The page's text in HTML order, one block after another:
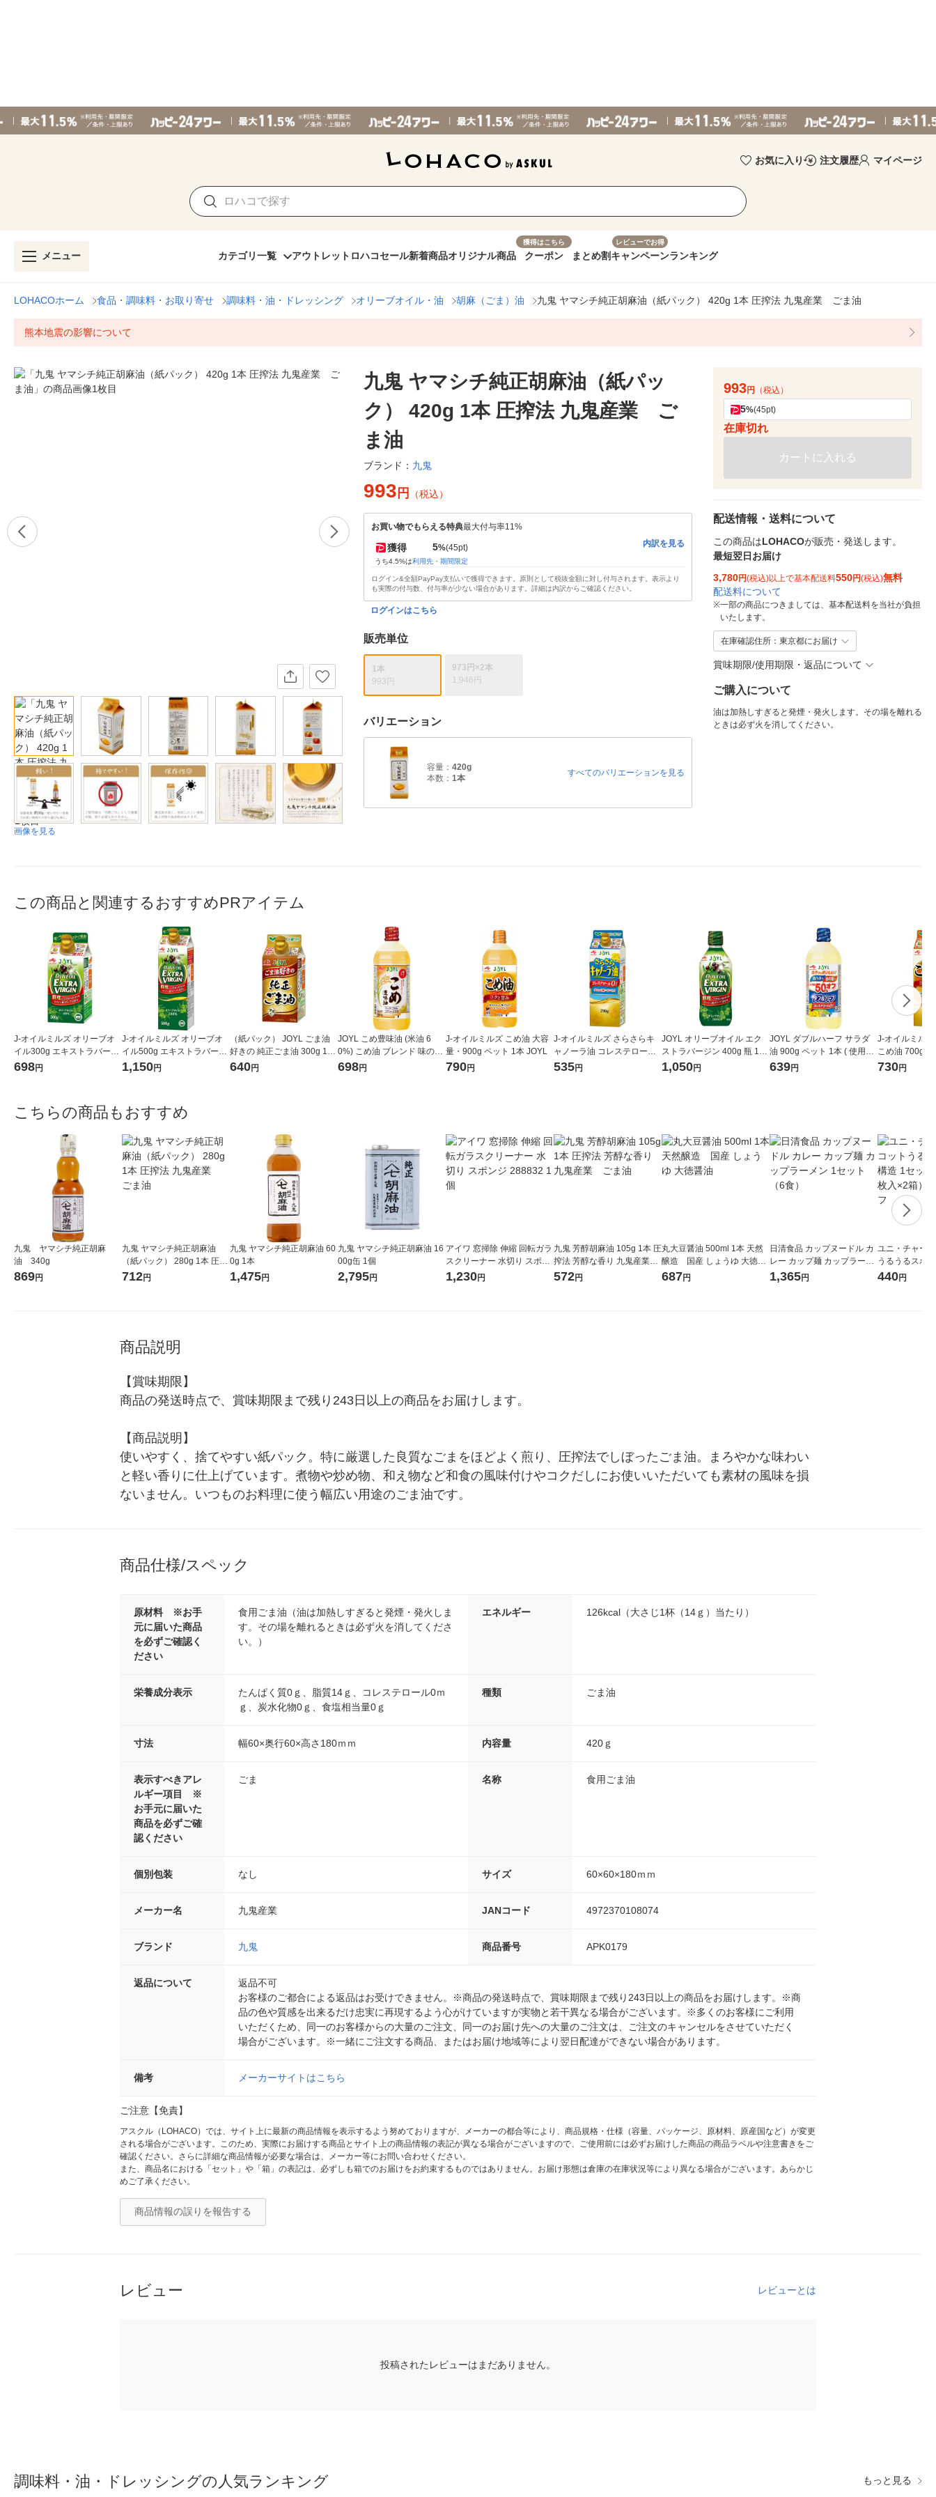
お気に入り 注文履歴 マイページ
メニュー カテゴリ一覧 アウトレット ロハコセール新着商品オリジナル商品
獲得はこちら
クーポン まとめ割
レビューでお得
キャンペーンランキング
LOHACOホーム 食品・調味料・お取り寄せ 調味料・油・ドレッシング オリーブオイル・油 胡麻（ごま）油 九鬼 ヤマシチ純正胡麻油（紙パック） 420g 1本 圧搾法 九鬼産業 ごま油
熊本地震の影響について
画像を見る
九鬼 ヤマシチ純正胡麻油（紙パッ
ク） 420g 1本 圧搾法 九鬼産業 ご
ま油
ブランド： 九鬼
993 円 （税込）
お買い物でもらえる特典最大付与率11%
獲得 5%(45pt)
うち4.5%は利用先・期間限定
内訳を見る
ログイン&全額PayPay支払いで獲得できます。原則として税抜金額に対し付与されます。表示より
も実際の付与数、付与率が少ない場合があります。詳細は内訳からご確認ください。
ログインはこちら
販売単位
1本
993円
973円×2本
1,946円
バリエーション
容量： 420g
本数： 1本
すべてのバリエーションを見る
993円 （税込）
5%(45pt)
在庫切れ
カートに入れる
配送情報・送料について
この商品はLOHACOが販売・発送します。
最短翌日お届け
3,780円(税込)以上で基本配送料550円(税込)無料
配送料について
※一部の商品につきましては、基本配送料を当社が負担
いたします。
在庫確認住所：東京都にお届け
賞味期限/使用期限・返品について
ご購入について
油は加熱しすぎると発煙・発火します。その場を離れる
ときは必ず火を消してください。
この商品と関連するおすすめPRアイテム
J-オイルミルズ オリーブオ
イル300g エキストラバージ
ン スペイン産オリーブ100%
698円
J-オイルミルズ オリーブオ
イル500g エキストラバージ
ン スペイン産オリーブ100%
1本（紙パック） JOYL
1,150円
（紙パック） JOYL ごま油
好きの 純正ごま油 300g 1本
味の素 J-オイルミルズ
640円
JOYL こめ豊味油 (米油 6
0%) こめ油 ブレンド 味の素
J-オイルミルズ 900g ペット
698円
J-オイルミルズ こめ油 大容
量・900g ペット 1本 JOYL
790円
J-オイルミルズ さらさらキ
ャノーラ油 コレステロール
ゼロ 700g 1本 （紙パック）
535円
JOYL オリーブオイル エク
ストラバージン 400g 瓶 1本
( オリーブオイル 100％ ) J-
オイルミルズ
1,050円
JOYL ダブルハーフ サラダ
油 900g ペット 1本 ( 使用量
1/2 コレステロール0 ) 味の
639円
J-オイルミル
こめ油 700g 1
ク）米油 JOYL
730円
こちらの商品もおすすめ
九鬼 ヤマシチ純正胡麻
油 340g
869円
九鬼 ヤマシチ純正胡麻油
（紙パック） 280g 1本 圧搾
法 九鬼産業 ごま油
712円
九鬼 ヤマシチ純正胡麻油 60
0g 1本
1,475円
九鬼 ヤマシチ純正胡麻油 16
00g缶 1個
2,795円
アイワ 窓掃除 伸縮 回転ガラ
スクリーナー 水切り スポン
ジ 288832 1個
1,230円
九鬼 芳醇胡麻油 105g 1本 圧
搾法 芳醇な香り 九鬼産業
ごま油
572円
丸大豆醤油 500ml 1本 天然
醸造 国産 しょうゆ 大徳醤
油
687円
日清食品 カップヌードル カ
レー カップ麺 カップラーメ
ン 1セット（6食）
1,365円
ユニ・チャー
うるうるスポ
ト：2箱（40
440円
商品説明
【賞味期限】
商品の発送時点で、賞味期限まで残り243日以上の商品をお届けします。
【商品説明】
使いやすく、捨てやすい紙パック。特に厳選した良質なごまをほどよく煎り、圧搾法でしぼったごま油。まろやかな味わい
と軽い香りに仕上げています。煮物や炒め物、和え物など和食の風味付けやコクだしにお使いいただいても素材の風味を損
ないません。いつものお料理に使う幅広い用途のごま油です。
商品仕様/スペック
原材料 ※お手
元に届いた商品
を必ずご確認く
ださい
食用ごま油（油は加熱しすぎると発煙・発火しま
す。その場を離れるときは必ず火を消してくださ
い。）
エネルギー 126kcal（大さじ1杯（14ｇ）当たり）
栄養成分表示
たんぱく質0ｇ、脂質14ｇ、コレステロール0ｍ
ｇ、炭水化物0ｇ、食塩相当量0ｇ
種類 ごま油
寸法 幅60×奥行60×高さ180ｍｍ 内容量 420ｇ
表示すべきアレ
ルギー項目 ※
お手元に届いた
商品を必ずご確
認ください
ごま 名称 食用ごま油
個別包装 なし サイズ 60×60×180ｍｍ
メーカー名 九鬼産業 JANコード 4972370108074
ブランド 九鬼 商品番号 APK0179
返品について
返品不可
お客様のご都合による返品はお受けできません。※商品の発送時点で、賞味期限まで残り243日以上の商品をお届けします。※商
品の色や質感を出来るだけ忠実に再現するよう心がけていますが実物と若干異なる場合がございます。※多くのお客様にご利用
いただくため、同一のお客様からの大量のご注文、同一のお届け先への大量のご注文は、ご注文のキャンセルをさせていただく
場合がございます。※一緒にご注文する商品、またはお届け地域等により翌日配達ができない場合があります。
備考 メーカーサイトはこちら
ご注意【免責】
アスクル（LOHACO）では、サイト上に最新の商品情報を表示するよう努めておりますが、メーカーの都合等により、商品規格・仕様（容量、パッケージ、原材料、原産国など）が変更
される場合がございます。このため、実際にお届けする商品とサイト上の商品情報の表記が異なる場合がございますので、ご使用前には必ずお届けした商品の商品ラベルや注意書きをご
確認ください。さらに詳細な商品情報が必要な場合は、メーカー等にお問い合わせください。
また、商品名における「セット」や「箱」の表記は、必ずしも箱でのお届けをお約束するものではありません。お届け形態は倉庫の在庫状況等により異なる場合がございます。あらかじ
めご了承ください。
商品情報の誤りを報告する
レビュー レビューとは
投稿されたレビューはまだありません。
調味料・油・ドレッシングの人気ランキング もっと見る